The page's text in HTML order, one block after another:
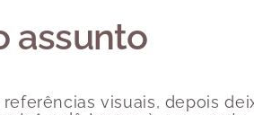
assunto
visuais, depois